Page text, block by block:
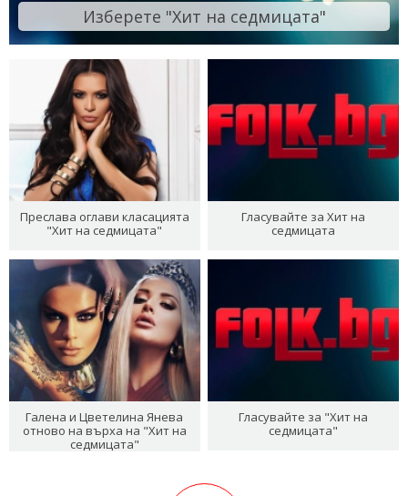
Изберете "Хит на седмицата"
Преслава оглави класацията
"Хит на седмицата"
Гласувайте за Хит на
седмицата
Галена и Цветелина Янева
отново на върха на "Хит на
седмицата"
Гласувайте за "Хит на
седмицата"